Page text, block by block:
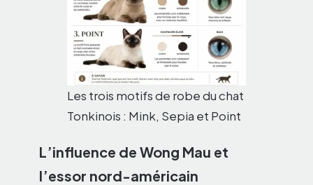
Les trois motifs de robe du chat
Tonkinois : Mink, Sepia et Point
L’influence de Wong Mau et
l’essor nord-américain